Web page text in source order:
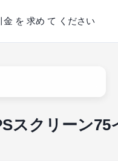
金 を 求め て ください
スクリーン75